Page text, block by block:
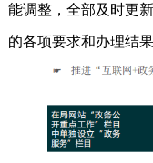
能调整，全部及时更
的各项要求和办理结